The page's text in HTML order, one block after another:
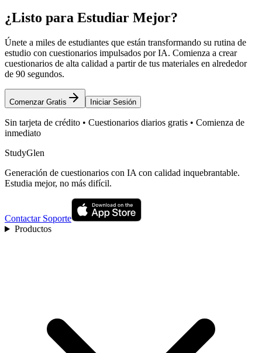
¿Listo para Estudiar Mejor?
Únete a miles de estudiantes que están transformando su rutina de
estudio con cuestionarios impulsados por IA. Comienza a crear
cuestionarios de alta calidad a partir de tus materiales en alrededor
de 90 segundos.
Comenzar Gratis Iniciar Sesión
Sin tarjeta de crédito • Cuestionarios diarios gratis • Comienza de
inmediato
StudyGlen
Generación de cuestionarios con IA con calidad inquebrantable.
Estudia mejor, no más difícil.
Contactar Soporte
Productos